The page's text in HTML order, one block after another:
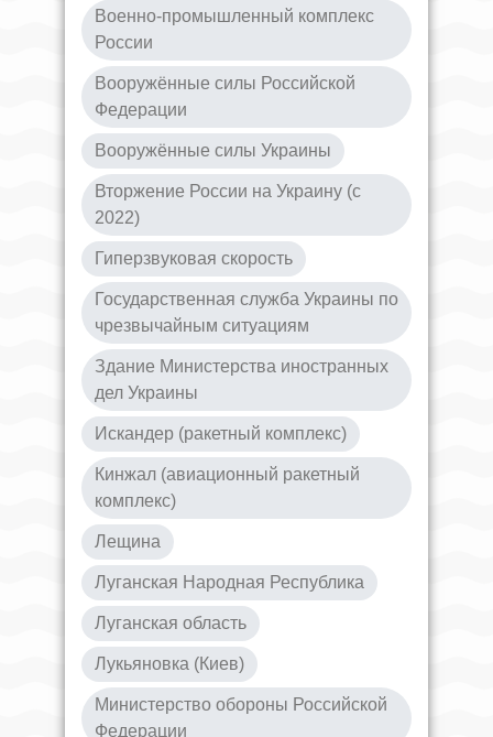
Военно-промышленный комплекс
России
Вооружённые силы Российской
Федерации
Вооружённые силы Украины
Вторжение России на Украину (с
2022)
Гиперзвуковая скорость
Государственная служба Украины по
чрезвычайным ситуациям
Здание Министерства иностранных
дел Украины
Искандер (ракетный комплекс)
Кинжал (авиационный ракетный
комплекс)
Лещина
Луганская Народная Республика
Луганская область
Лукьяновка (Киев)
Министерство обороны Российской
Федерации